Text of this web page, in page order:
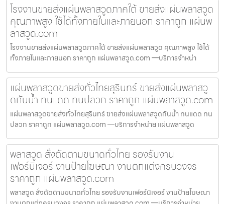
โรงงานขายส่งแผ่นพลาสวูดภาคใต้ ขายส่งแผ่นพลาสวูด
คุณภาพสูง ใช้ได้ทั้งภายในและภายนอก ราคาถูก แผ่นพ
ลาสวูด.com
โรงงานขายส่งแผ่นพลาสวูดภาคใต้ ขายส่งแผ่นพลาสวูด คุณภาพสูง ใช้ได้
ทั้งภายในและภายนอก ราคาถูก แผ่นพลาสวูด.com —บริการจำหน่า
แผ่นพลาสวูดขายส่งทั่วไทยสุรินทร์ ขายส่งแผ่นพลาสวู
ดกันน้ำ ทนแดด ทนปลวก ราคาถูก แผ่นพลาสวูด.com
แผ่นพลาสวูดขายส่งทั่วไทยสุรินทร์ ขายส่งแผ่นพลาสวูดกันน้ำ ทนแดด ทน
ปลวก ราคาถูก แผ่นพลาสวูด.com —บริการจำหน่าย แผ่นพลาสวูด
พลาสวูด สั่งตัดตามขนาดทั่วไทย รองรับงาน
เฟอร์นิเจอร์ งานป้ายโฆษณา งานตกแต่งครบวงจร
ราคาถูก แผ่นพลาสวูด.com
พลาสวูด สั่งตัดตามขนาดทั่วไทย รองรับงานเฟอร์นิเจอร์ งานป้ายโฆษณา